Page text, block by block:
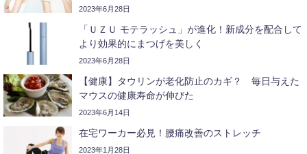
2023年6月28日
「ＵＺＵ モテラッシュ」が進化！新成分を配合して
より効果的にまつげを美しく
2023年6月28日
【健康】タウリンが老化防止のカギ？ 毎日与えた
マウスの健康寿命が伸びた
2023年6月14日
在宅ワーカー必見！腰痛改善のストレッチ
2023年1月28日